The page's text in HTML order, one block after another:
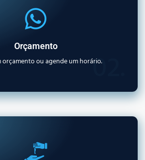
Orçamento
orçamento ou agende um horário.
02.